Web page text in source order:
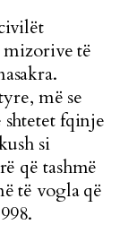
mizorive të
më se
shtetet fqinje
si
që tashmë
të vogla që